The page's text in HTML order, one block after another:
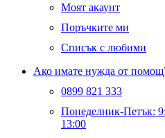
Моят акаунт
Поръчките ми
Списък с любими
Ако имате нужда от
0899 821 333
Понеделник-Петък:
13:00